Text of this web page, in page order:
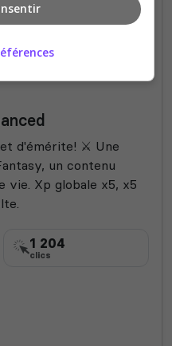
d'émérite! ⚔️ Une
un contenu
vie. Xp globale x5, x5
1 204
clics